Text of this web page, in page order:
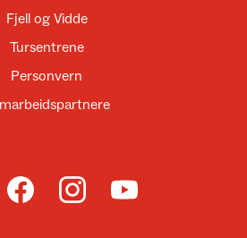
Fjell og Vidde
Tursentrene
Personvern
Til DNT på Facebook
Til DNT på Instagram
Til DNT på YouTube